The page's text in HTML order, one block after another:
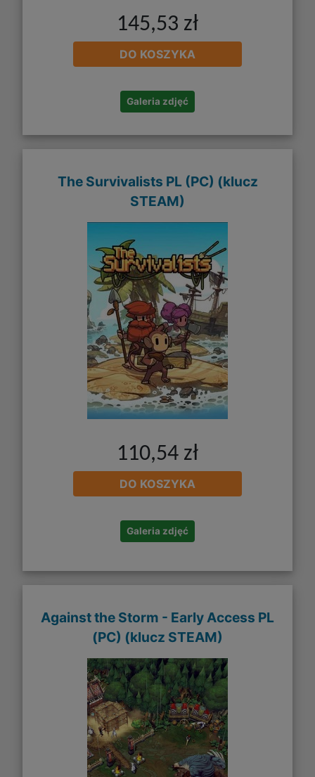
145,53 zł
DO KOSZYKA
Galeria zdjęć
The Survivalists PL (PC) (klucz
STEAM)
110,54 zł
DO KOSZYKA
Galeria zdjęć
Against the Storm - Early Access PL
(PC) (klucz STEAM)